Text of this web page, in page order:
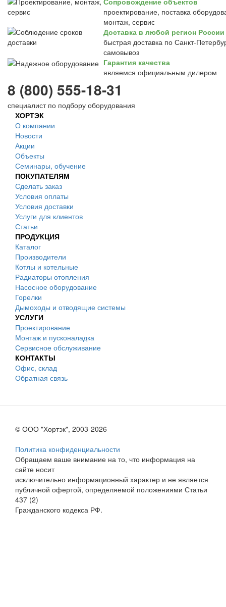
проектирование, поставка
монтаж, сервис
Доставка в любой регион России
быстрая доставка по Санкт-
самовывоз
Гарантия качества
являемся официальным дилером
8 (800) 555-18-31
специалист по подбору оборудования
ХОРТЭК
О компании
Новости
Акции
Объекты
Семинары, обучение
ПОКУПАТЕЛЯМ
Сделать заказ
Условия оплаты
Условия доставки
Услуги для клиентов
Статьи
ПРОДУКЦИЯ
Каталог
Производители
Котлы и котельные
Радиаторы отопления
Насосное оборудование
Горелки
Дымоходы и отводящие системы
УСЛУГИ
Проектирование
Монтаж и пусконаладка
Сервисное обслуживание
КОНТАКТЫ
Офис, склад
Обратная связь
© ООО "Хортэк", 2003-2026
Политика конфиденциальности
Обращаем ваше внимание на то, что информация на
сайте носит
исключительно информационный характер и не является
публичной офертой, определяемой положениями Статьи
437 (2)
Гражданского кодекса РФ.